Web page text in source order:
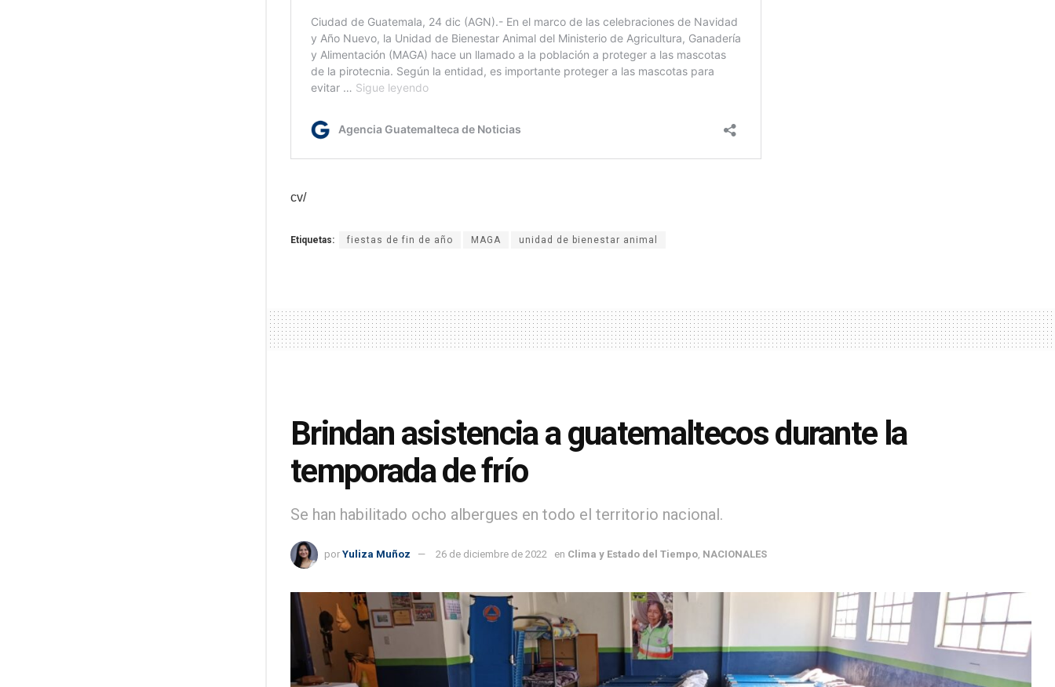
cv/
Etiquetas: fiestas de fin de año MAGA unidad de bienestar animal
Brindan asistencia a guatemaltecos durante la
temporada de frío
Se han habilitado ocho albergues en todo el territorio nacional.
por Yuliza Muñoz 26 de diciembre de 2022 en Clima y Estado del Tiempo NACIONALES